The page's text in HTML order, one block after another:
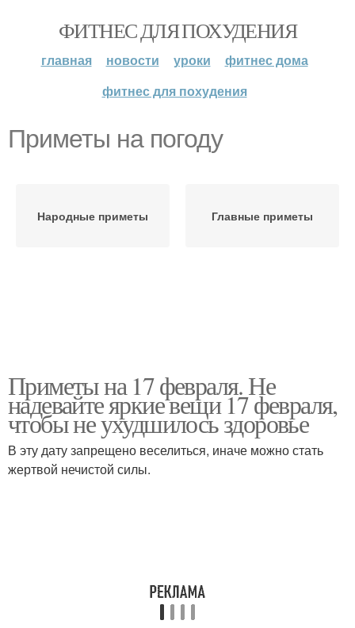
ФИТНЕС ДЛЯ ПОХУДЕНИЯ
главная новости уроки
фитнес дома
фитнес для похудения
Приметы на погоду
Народные приметы Главные приметы
Приметы на 17 февраля. Не
надевайте яркие вещи 17 февраля,
чтобы не ухудшилось здоровье
В эту дату запрещено веселиться, иначе можно стать
жертвой нечистой силы.